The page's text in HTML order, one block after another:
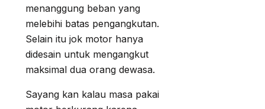
menanggung beban yang
melebihi batas pengangkutan.
Selain itu jok motor hanya
didesain untuk mengangkut
maksimal dua orang dewasa.
Sayang kan kalau masa pakai